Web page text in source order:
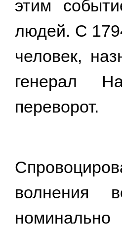
этим
людей. С
человек,
генерал
переворот.
волнения